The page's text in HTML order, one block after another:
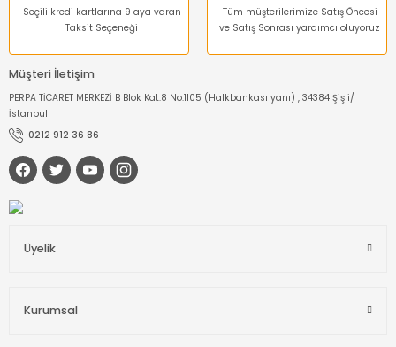
Seçili kredi kartlarına 9 aya varan
Taksit Seçeneği
Tüm müşterilerimize Satış Öncesi
ve Satış Sonrası yardımcı oluyoruz
Müşteri İletişim
PERPA TİCARET MERKEZİ B Blok Kat:8 No:1105 (Halkbankası yanı) , 34384 Şişli/
İstanbul
0212 912 36 86
Üyelik
Kurumsal